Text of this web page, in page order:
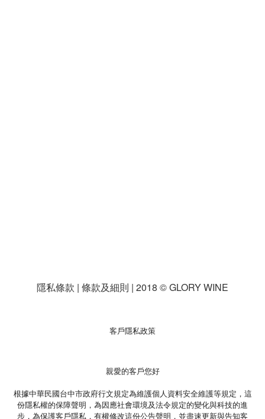
隱私條款 | 條款及細則 | 2018 © GLORY WINE
客戶隱私政策
親愛的客戶您好
根據中華民國台中市政府行文規定為維護個人資料安全維護等規定，這
份隱私權的保障聲明，為因應社會環境及法令規定的變化與科技的進
步，為保護客戶隱私，有權修改這份公告聲明，並盡速更新與告知客